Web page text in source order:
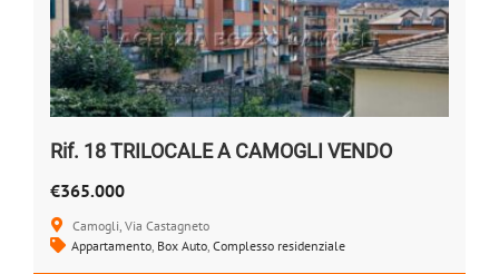
Rif. 18 TRILOCALE A CAMOGLI VENDO
€365.000
Camogli, Via Castagneto
Appartamento Box Auto Complesso residenziale